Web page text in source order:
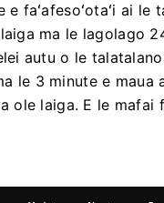
faʻafesoʻotaʻi ai
ma le lagolago
autu o le
le 3 minute e maua
ole laiga. E le mafai